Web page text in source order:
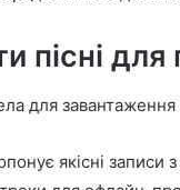
пісні для
для
якісні записи